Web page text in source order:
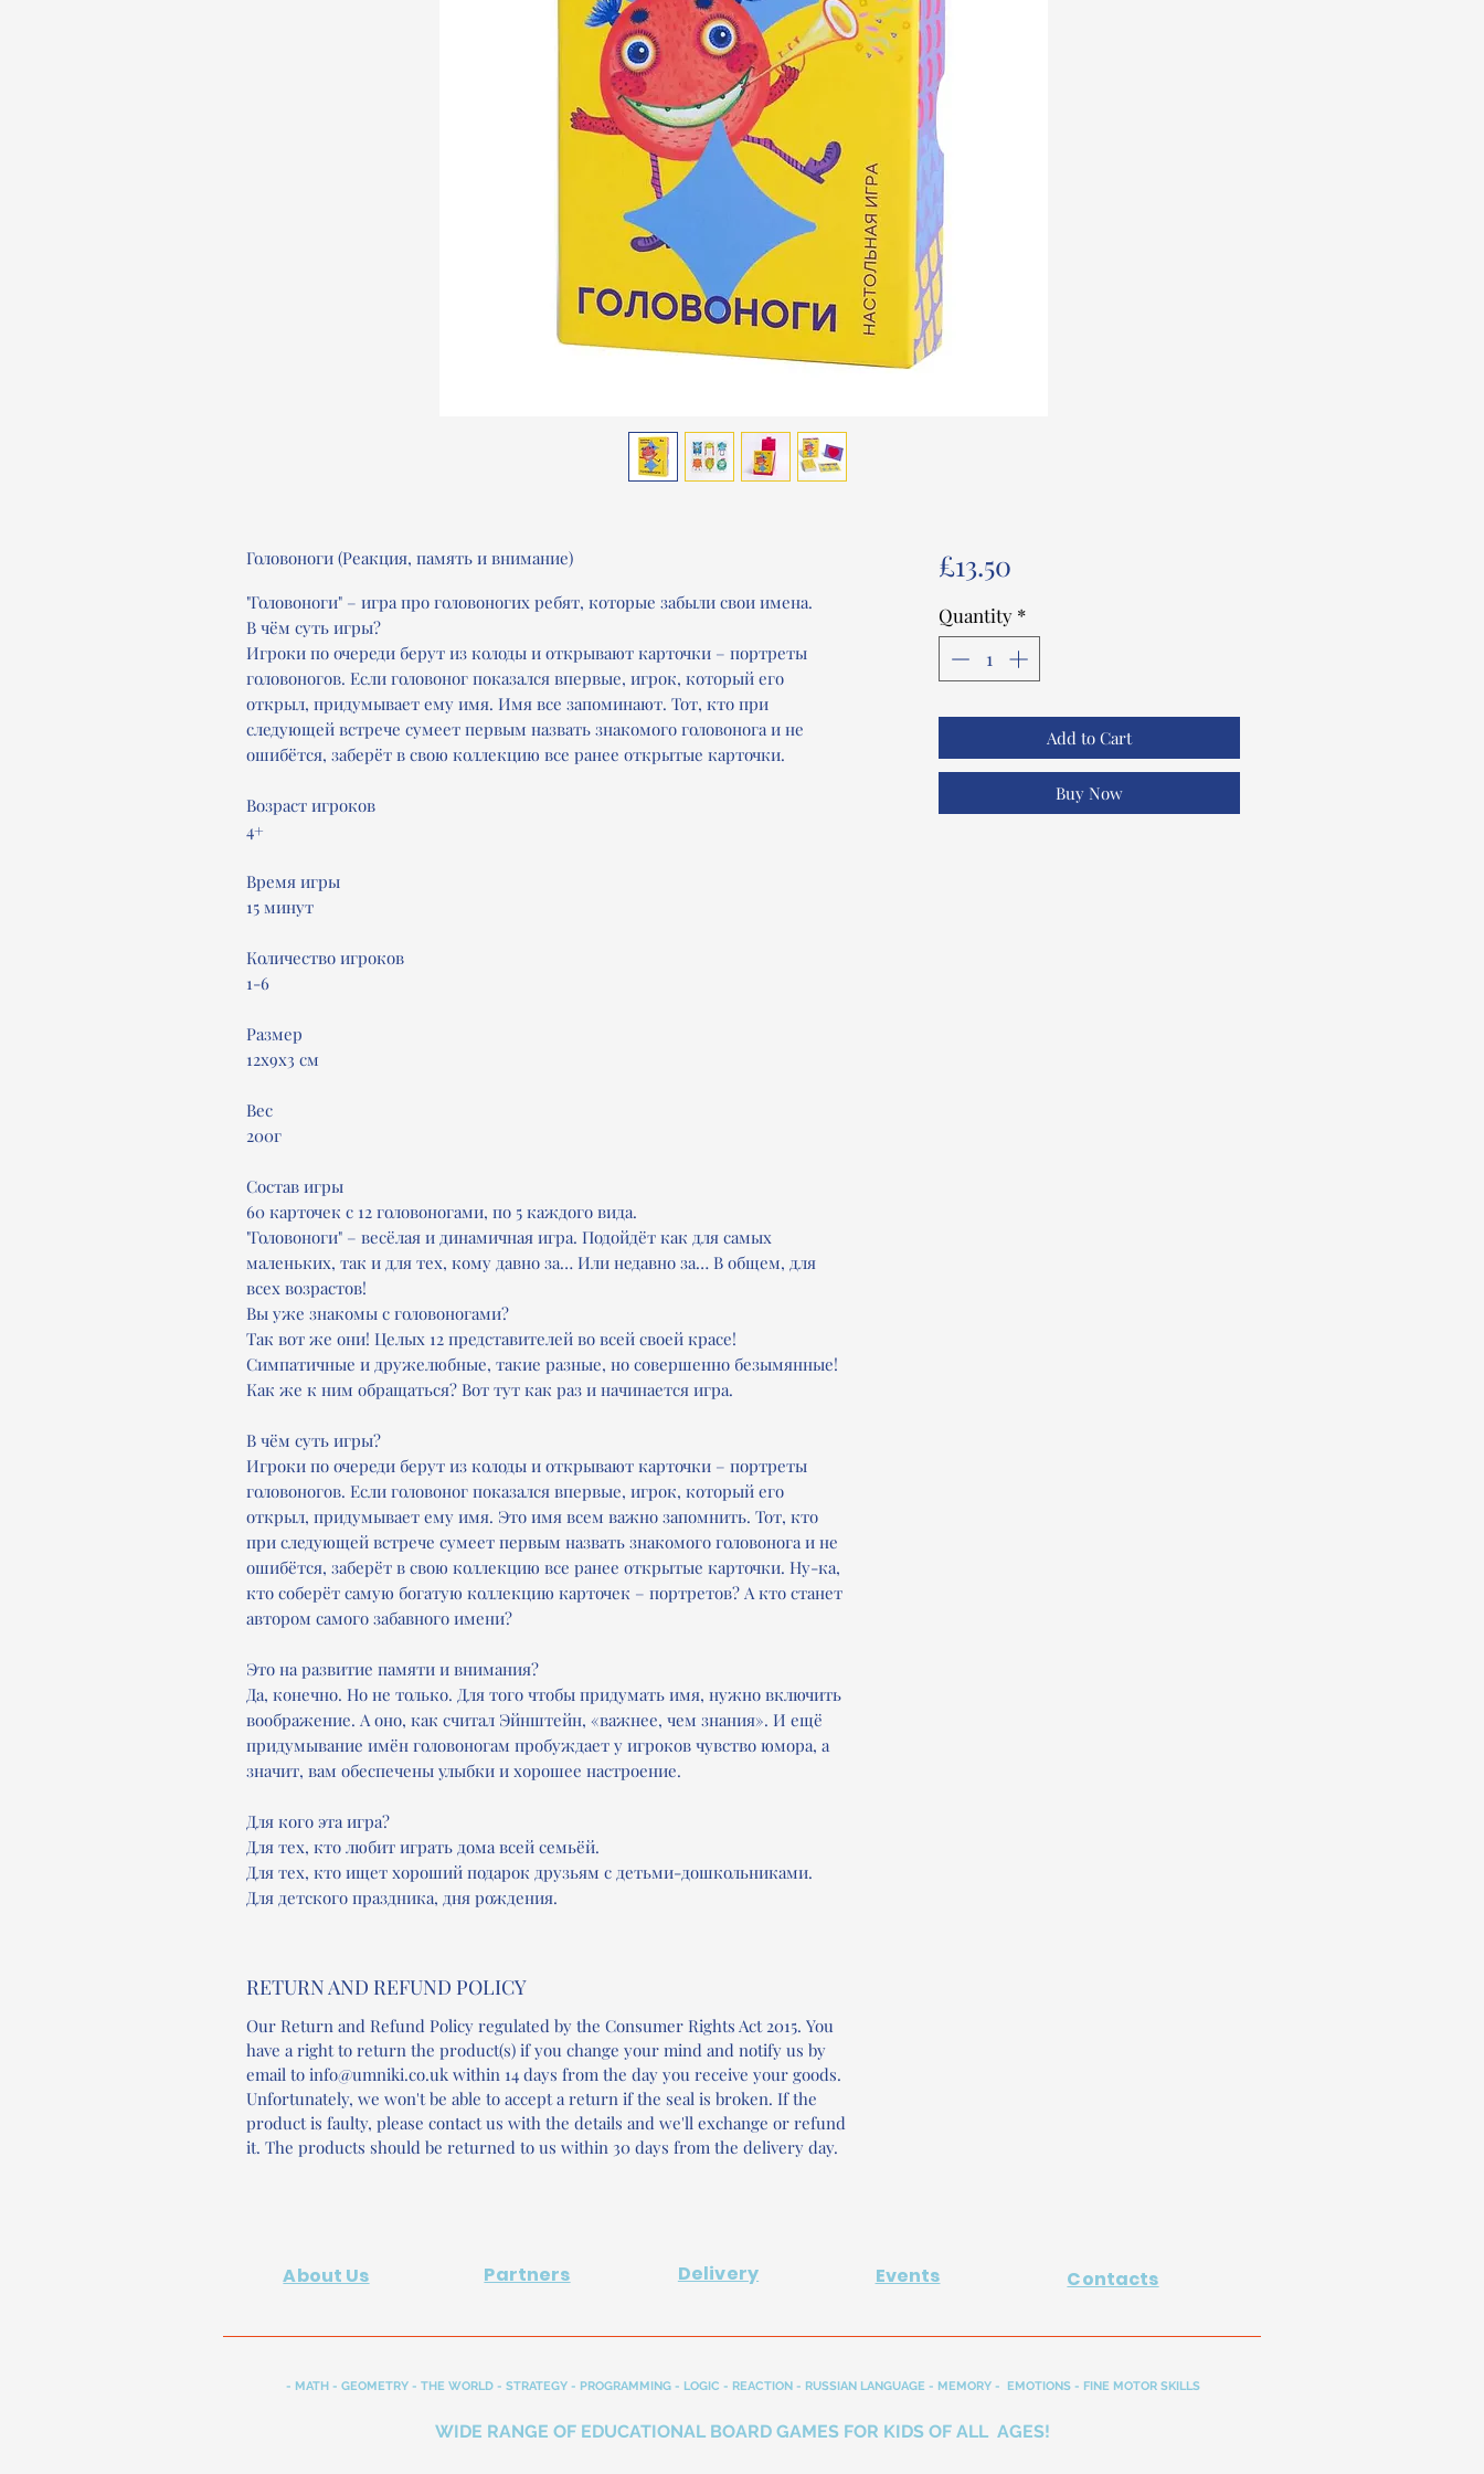
Головоноги (Реакция, память и внимание)
"Головоноги" – игра про головоногих ребят, которые забыли свои имена.
В чём суть игры?
Игроки по очереди берут из колоды и открывают карточки – портреты
головоногов. Если головоног показался впервые, игрок, который его
открыл, придумывает ему имя. Имя все запоминают. Тот, кто при
следующей встрече сумеет первым назвать знакомого головонога и не
ошибётся, заберёт в свою коллекцию все ранее открытые карточки.
Возраст игроков
4+
Время игры
15 минут
Количество игроков
1-6
Размер
12х9х3 см
Вес
200г
Состав игры
60 карточек c 12 головоногами, по 5 каждого вида.
"Головоноги" – весёлая и динамичная игра. Подойдёт как для самых
маленьких, так и для тех, кому давно за… Или недавно за… В общем, для
всех возрастов!
Вы уже знакомы с головоногами?
Так вот же они! Целых 12 представителей во всей своей красе!
Симпатичные и дружелюбные, такие разные, но совершенно безымянные!
Как же к ним обращаться? Вот тут как раз и начинается игра.
В чём суть игры?
Игроки по очереди берут из колоды и открывают карточки – портреты
головоногов. Если головоног показался впервые, игрок, который его
открыл, придумывает ему имя. Это имя всем важно запомнить. Тот, кто
при следующей встрече сумеет первым назвать знакомого головонога и не
ошибётся, заберёт в свою коллекцию все ранее открытые карточки. Ну-ка,
кто соберёт самую богатую коллекцию карточек – портретов? А кто станет
автором самого забавного имени?
Это на развитие памяти и внимания?
Да, конечно. Но не только. Для того чтобы придумать имя, нужно включить
воображение. А оно, как считал Эйнштейн, «важнее, чем знания». И ещё
придумывание имён головоногам пробуждает у игроков чувство юмора, а
значит, вам обеспечены улыбки и хорошее настроение.
Для кого эта игра?
Для тех, кто любит играть дома всей семьёй.
Для тех, кто ищет хороший подарок друзьям с детьми-дошкольниками.
Для детского праздника, дня рождения.
RETURN AND REFUND POLICY
Our Return and Refund Policy regulated by the Consumer Rights Act 2015. You
have a right to return the product(s) if you change your mind and notify us by
email to info@umniki.co.uk within 14 days from the day you receive your goods.
Unfortunately, we won't be able to accept a return if the seal is broken. If the
product is faulty, please contact us with the details and we'll exchange or refund
it. The products should be returned to us within 30 days from the delivery day.
£13.50Price
Quantity *
Add to Cart
Buy Now
About Us Partners Delivery Events Contacts
- MATH - GEOMETRY - THE WORLD - STRATEGY - PROGRAMMING - LOGIC - REACTION - RUSSIAN LANGUAGE - MEMORY - EMOTIONS - FINE MOTOR SKILLS
WIDE RANGE OF EDUCATIONAL BOARD GAMES FOR KIDS OF ALL AGES!